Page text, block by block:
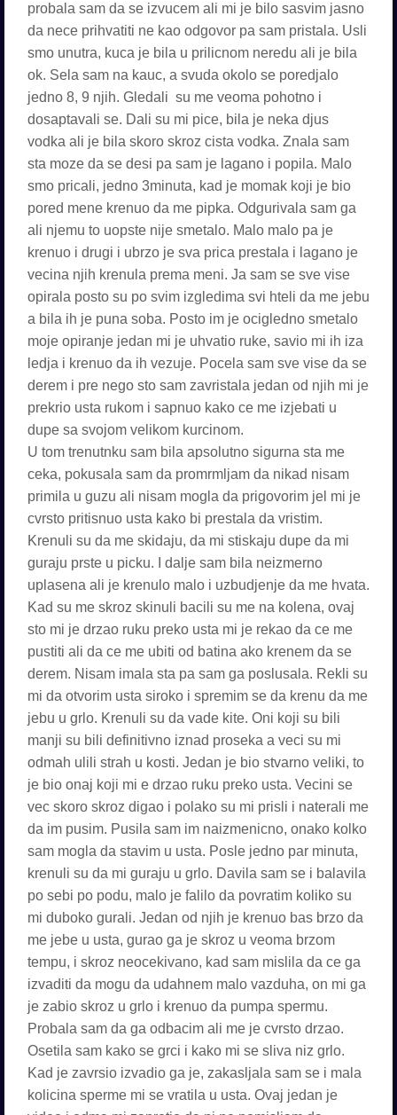
probala sam da se izvucem ali mi je bilo sasvim jasno
da nece prihvatiti ne kao odgovor pa sam pristala. Usli
smo unutra, kuca je bila u prilicnom neredu ali je bila
ok. Sela sam na kauc, a svuda okolo se poredjalo
jedno 8, 9 njih. Gledali su me veoma pohotno i
dosaptavali se. Dali su mi pice, bila je neka djus
vodka ali je bila skoro skroz cista vodka. Znala sam
sta moze da se desi pa sam je lagano i popila. Malo
smo pricali, jedno 3minuta, kad je momak koji je bio
pored mene krenuo da me pipka. Odgurivala sam ga
ali njemu to uopste nije smetalo. Malo malo pa je
krenuo i drugi i ubrzo je sva prica prestala i lagano je
vecina njih krenula prema meni. Ja sam se sve vise
opirala posto su po svim izgledima svi hteli da me jebu
a bila ih je puna soba. Posto im je ocigledno smetalo
moje opiranje jedan mi je uhvatio ruke, savio mi ih iza
ledja i krenuo da ih vezuje. Pocela sam sve vise da se
derem i pre nego sto sam zavristala jedan od njih mi je
prekrio usta rukom i sapnuo kako ce me izjebati u
dupe sa svojom velikom kurcinom.
U tom trenutnku sam bila apsolutno sigurna sta me
ceka, pokusala sam da promrmljam da nikad nisam
primila u guzu ali nisam mogla da prigovorim jel mi je
cvrsto pritisnuo usta kako bi prestala da vristim.
Krenuli su da me skidaju, da mi stiskaju dupe da mi
guraju prste u picku. I dalje sam bila neizmerno
uplasena ali je krenulo malo i uzbudjenje da me hvata.
Kad su me skroz skinuli bacili su me na kolena, ovaj
sto mi je drzao ruku preko usta mi je rekao da ce me
pustiti ali da ce me ubiti od batina ako krenem da se
derem. Nisam imala sta pa sam ga poslusala. Rekli su
mi da otvorim usta siroko i spremim se da krenu da me
jebu u grlo. Krenuli su da vade kite. Oni koji su bili
manji su bili definitivno iznad proseka a veci su mi
odmah ulili strah u kosti. Jedan je bio stvarno veliki, to
je bio onaj koji mi e drzao ruku preko usta. Vecini se
vec skoro skroz digao i polako su mi prisli i naterali me
da im pusim. Pusila sam im naizmenicno, onako kolko
sam mogla da stavim u usta. Posle jedno par minuta,
krenuli su da mi guraju u grlo. Davila sam se i balavila
po sebi po podu, malo je falilo da povratim koliko su
mi duboko gurali. Jedan od njih je krenuo bas brzo da
me jebe u usta, gurao ga je skroz u veoma brzom
tempu, i skroz neocekivano, kad sam mislila da ce ga
izvaditi da mogu da udahnem malo vazduha, on mi ga
je zabio skroz u grlo i krenuo da pumpa spermu.
Probala sam da ga odbacim ali me je cvrsto drzao.
Osetila sam kako se grci i kako mi se sliva niz grlo.
Kad je zavrsio izvadio ga je, zakasljala sam se i mala
kolicina sperme mi se vratila u usta. Ovaj jedan je